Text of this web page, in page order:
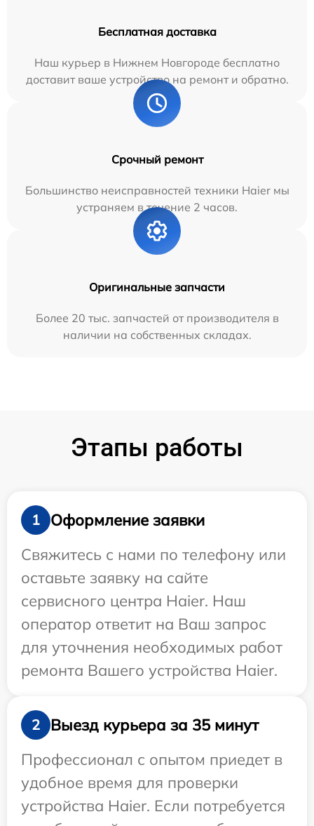
Бесплатная доставка
Наш курьер в Нижнем Новгороде бесплатно
доставит ваше устройство на ремонт и обратно.
Срочный ремонт
Большинство неисправностей техники Haier мы
устраняем в течение 2 часов.
Оригинальные запчасти
Более 20 тыс. запчастей от производителя в
наличии на собственных складах.
Этапы работы
1
Оформление заявки
Свяжитесь с нами по телефону или
оставьте заявку на сайте
сервисного центра Haier. Наш
оператор ответит на Ваш запрос
для уточнения необходимых работ
ремонта Вашего устройства Haier.
2
Выезд курьера за 35 минут
Профессионал с опытом приедет в
удобное время для проверки
устройства Haier. Если потребуется